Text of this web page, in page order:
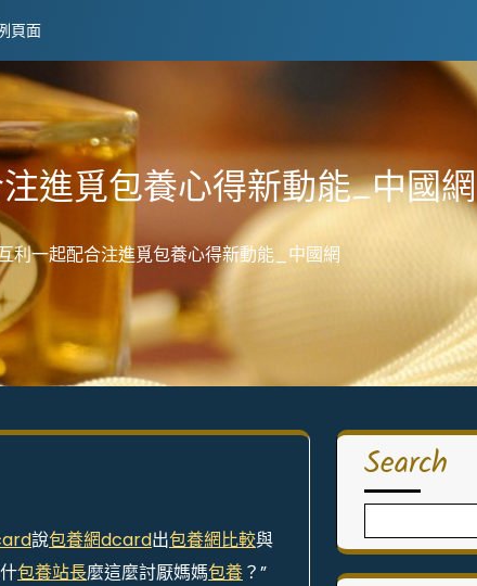
頁面
進覓包養心得新動能_中國網
利一起配合注進覓包養心得新動能_中國網
說包養網dcard出包養網比較與
包養站長麼這麼討厭媽媽包養？”
Search
for: